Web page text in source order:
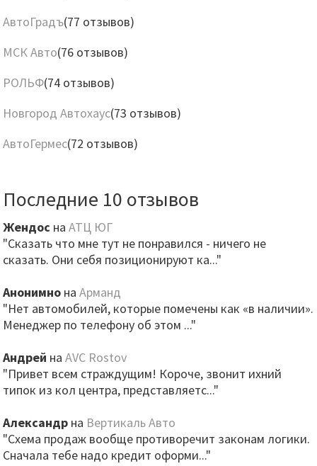
АвтоГрадъ(77 отзывов)
МСК Авто(76 отзывов)
РОЛЬФ(74 отзывов)
Новгород Автохаус(73 отзывов)
АвтоГермес(72 отзывов)
Последние 10 отзывов
Жендос наАТЦ ЮГ
"Сказать что мне тут не понравился - ничего не
сказать. Они себя позиционируют ка..."
Анонимно наАрманд
"Нет автомобилей, которые помечены как «в наличии».
Менеджер по телефону об этом ..."
Андрей наAVC Rostov
"Привет всем страждущим! Короче, звонит ихний
типок из кол центра, представляетс..."
Александр на Вертикаль Авто
"Схема продаж вообще противоречит законам логики.
Сначала тебе надо кредит оформи..."